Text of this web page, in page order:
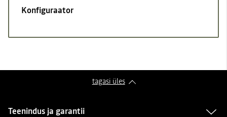
Konfiguraator
tagasi üles
Teenindus ja garantii